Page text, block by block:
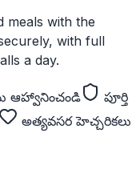
meals with the
with full
a day.
ఆహ్వానించండి
పూర్తి
అత్యవసర హెచ్చరికలు